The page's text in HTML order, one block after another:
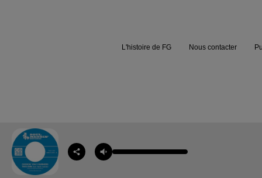
L'histoire de FG Nous contacter